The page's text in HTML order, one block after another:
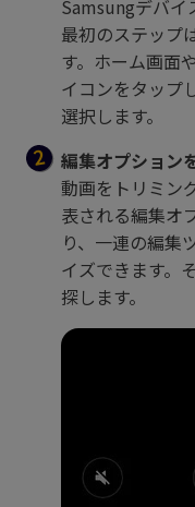
Samsungデバ
最初のステップ
す。ホーム画面
イコンをタップ
選択します。
編集オプション
動画をトリミン
表される編集オ
り、一連の編集
イズできます。
探します。